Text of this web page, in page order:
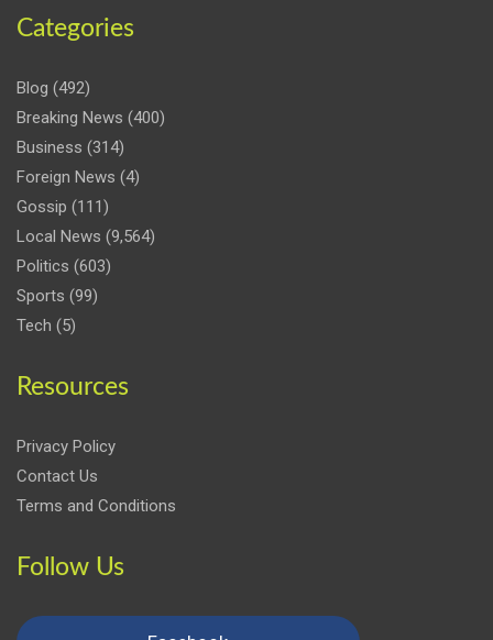
Categories
Blog (492)
Breaking News (400)
Business (314)
Foreign News (4)
Gossip (111)
Local News (9,564)
Politics (603)
Sports (99)
Tech (5)
Resources
Privacy Policy
Contact Us
Terms and Conditions
Follow Us